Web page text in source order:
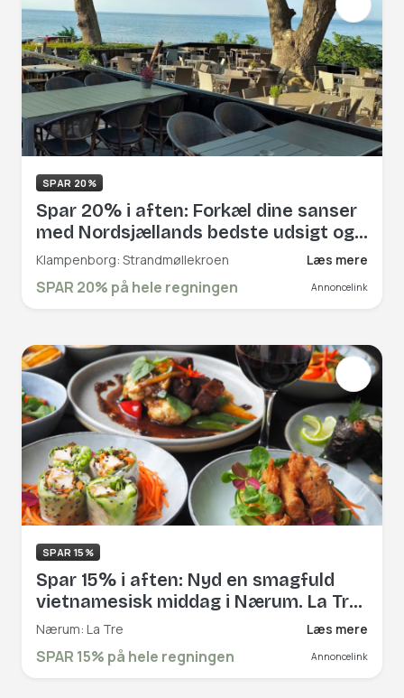
SPAR 20%
Spar 20% i aften: Forkæl dine sanser
med Nordsjællands bedste udsigt og
gourmetmad på den over 200 år
gamle kro. "Denne strandvejskro
serverer det vildeste
Frank, madanmelder hos Berlingske,
skrev i 2021. Book hér og få rabat på
hele regningen!
Klampenborg: Strandmøllekroen Læs mere
SPAR 20% på hele regningen Annoncelink
SPAR 15%
Spar 15% i aften: Nyd en smagfuld
vietnamesisk middag i Nærum. La Tre
byder velkommen i hyggelige rammer,
og vil præsentere dig for innovative
fortolkninger af traditionelle retter.
Nærum: La Tre Læs mere
SPAR 15% på hele regningen Annoncelink